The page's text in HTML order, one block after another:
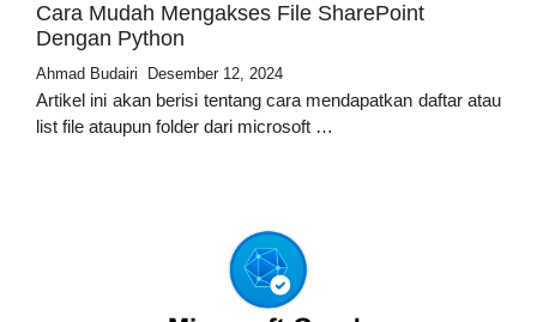
Cara Mudah Mengakses File SharePoint
Dengan Python
Ahmad Budairi Desember 12, 2024
Artikel ini akan berisi tentang cara mendapatkan daftar atau
list file ataupun folder dari microsoft …